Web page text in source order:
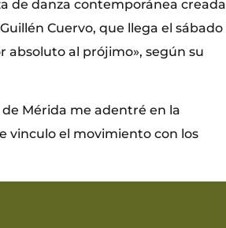
de danza contemporánea creada
Cuervo, que llega el sábado
absoluto al prójimo», según su
Mérida me adentré en la
vinculo el movimiento con los